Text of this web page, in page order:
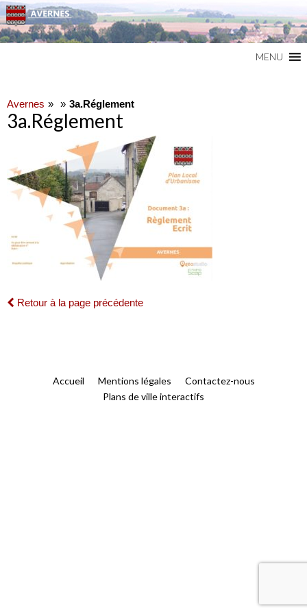
MENU
Avernes 3a.Réglement
3a.Réglement
Retour à la page précédente
Accueil Mentions légales
Contactez-nous
Plans de ville interactifs